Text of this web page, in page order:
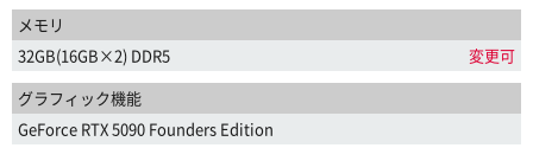
メモリ
32GB(16GB×2) DDR5
変更可
グラフィック機能
GeForce RTX 5090 Founders Edition